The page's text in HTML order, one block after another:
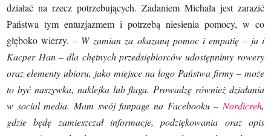
działać na rzecz potrzebujących. Zadaniem Michała jest zarazić
Państwa tym entuzjazmem i potrzebą niesienia pomocy, w co
głęboko wierzy.– Wzamian za okazaną pomoc i empatię – ja i
Kacper Han – dla chętnych przedsiębiorców udostępnimy rowery
oraz elementy ubioru, jako miejsce na logo Państwa firmy – może
to być naszywka, naklejka lub flaga. Prowadzę również działania
w social media. Mam swój fanpage na Facebooku – Nordicreh,
gdzie będę zamieszczał informacje, podziękowania oraz opis